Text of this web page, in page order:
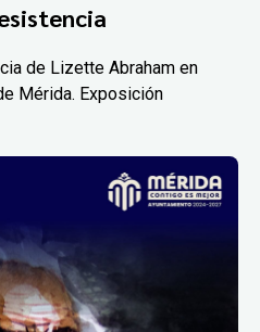
de Lizette Abraham en
Mérida. Exposición